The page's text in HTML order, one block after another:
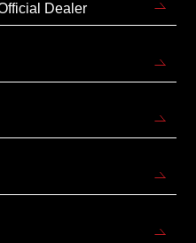
Dealer